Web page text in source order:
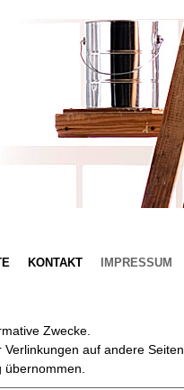
KONTAKT IMPRESSUM
Zwecke.
auf andere Seiten